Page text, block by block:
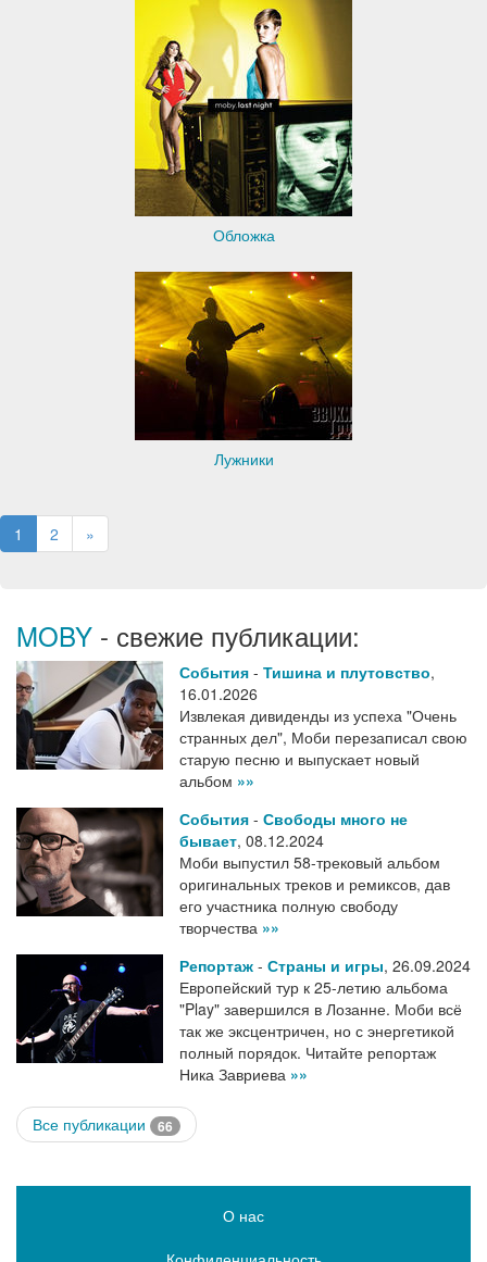
Обложка
Лужники
1 2 »
MOBY - свежие публикации:
События - Тишина и плутовство,
16.01.2026
Извлекая дивиденды из успеха "Очень
странных дел", Моби перезаписал свою
старую песню и выпускает новый
альбом »»
События - Свободы много не
бывает, 08.12.2024
Моби выпустил 58-трековый альбом
оригинальных треков и ремиксов, дав
его участника полную свободу
творчества »»
Репортаж - Страны и игры, 26.09.2024
Европейский тур к 25-летию альбома
"Play" завершился в Лозанне. Моби всё
так же эксцентричен, но с энергетикой
полный порядок. Читайте репортаж
Ника Завриева »»
Все публикации 66
О нас